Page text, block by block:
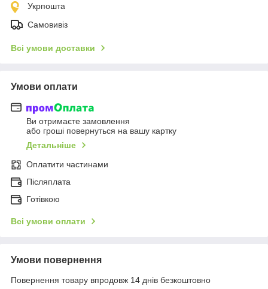
Укрпошта
Самовивіз
Всі умови доставки
Умови оплати
Ви отримаєте замовлення
або гроші повернуться на вашу картку
Детальніше
Оплатити частинами
Післяплата
Готівкою
Всі умови оплати
Умови повернення
Повернення товару впродовж 14 днів безкоштовно